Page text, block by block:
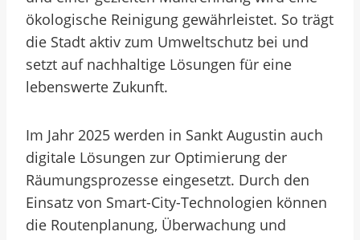
ökologische Reinigung gewährleistet. So trägt
die Stadt aktiv zum Umweltschutz bei und
setzt auf nachhaltige Lösungen für eine
lebenswerte Zukunft.
Im Jahr 2025 werden in Sankt Augustin auch
digitale Lösungen zur Optimierung der
Räumungsprozesse eingesetzt. Durch den
Einsatz von Smart-City-Technologien können
die Routenplanung, Überwachung und